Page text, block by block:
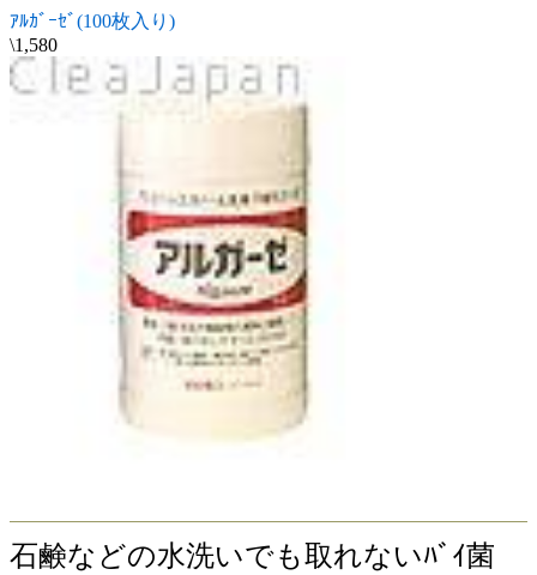
ｱﾙｶﾞｰｾﾞ(100枚入り)
\1,580
石鹸などの水洗いでも取れないﾊﾞｲ菌